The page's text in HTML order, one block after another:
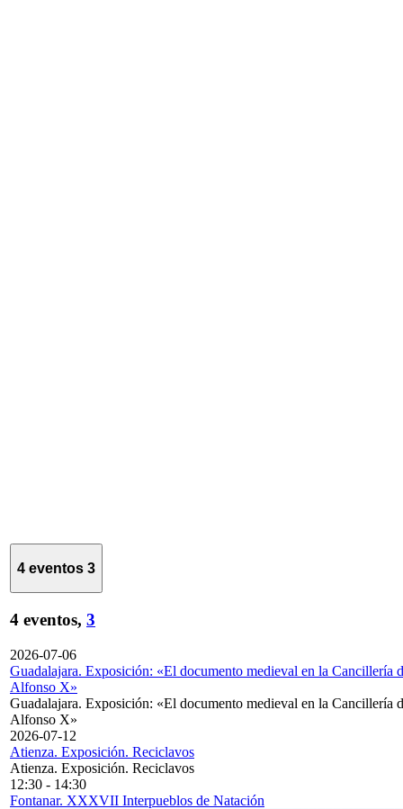
4 eventos 3
4 eventos, 3
2026-07-06
Guadalajara. Exposición: «El documento medieval en la Cancillería
Alfonso X»
Guadalajara. Exposición: «El documento medieval en la Cancillería
Alfonso X»
2026-07-12
Atienza. Exposición. Reciclavos
Atienza. Exposición. Reciclavos
12:30 - 14:30
Fontanar. XXXVII Interpueblos de Natación